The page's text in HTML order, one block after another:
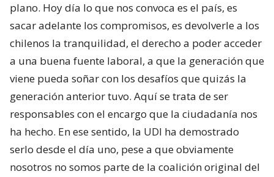
plano. Hoy día lo que nos convoca es el país, es
sacar adelante los compromisos, es devolverle a los
chilenos la tranquilidad, el derecho a poder acceder
a una buena fuente laboral, a que la generación que
viene pueda soñar con los desafíos que quizás la
generación anterior tuvo. Aquí se trata de ser
responsables con el encargo que la ciudadanía nos
ha hecho. En ese sentido, la UDI ha demostrado
serlo desde el día uno, pese a que obviamente
nosotros no somos parte de la coalición original del